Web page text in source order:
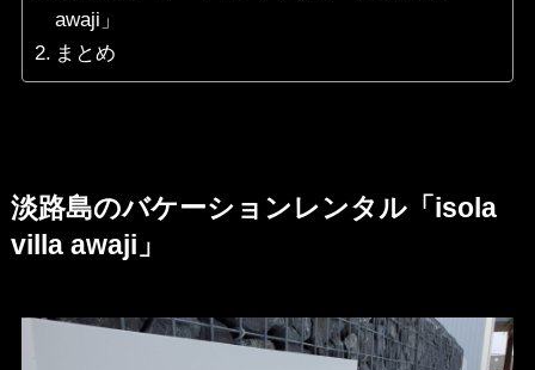
awaji」
まとめ
淡路島のバケーションレンタル「isola
villa awaji」